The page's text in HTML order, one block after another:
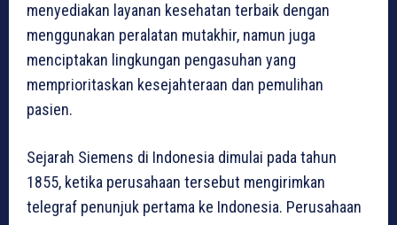
menyediakan layanan kesehatan terbaik dengan
menggunakan peralatan mutakhir, namun juga
menciptakan lingkungan pengasuhan yang
memprioritaskan kesejahteraan dan pemulihan
pasien.
Sejarah Siemens di Indonesia dimulai pada tahun
1855, ketika perusahaan tersebut mengirimkan
telegraf penunjuk pertama ke Indonesia. Perusahaan